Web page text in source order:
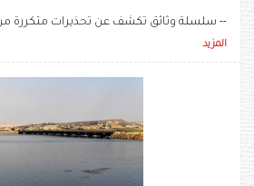
-- سلسلة وثائق تكشف عن تحذيرات متكررة من
المزيد